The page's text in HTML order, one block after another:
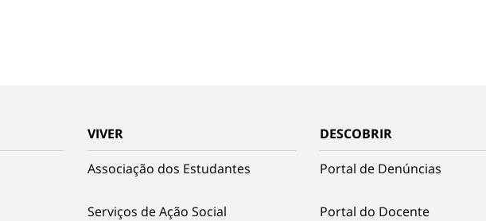
VIVER
Associação dos Estudantes
Serviços de Ação Social
DESCOBRIR
Portal de Denúncias
Portal do Docente